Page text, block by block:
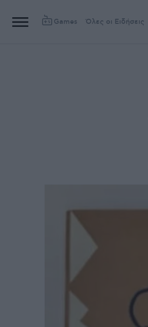
Games Όλες οι Ειδήσεις